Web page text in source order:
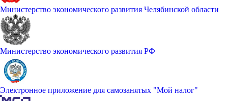
Министерство экономического развития Челябинской области
Министерство экономического развития РФ
Электронное приложение для самозанятых "Мой налог"